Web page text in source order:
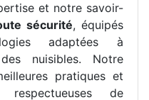
et notre savoir-
sécurité, équipés
adaptées à
nuisibles. Notre
pratiques et
de